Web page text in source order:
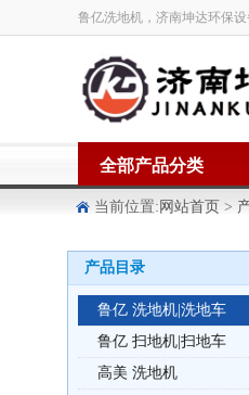
鲁亿洗地机，济南坤达环保设
全部产品分类
当前位置: 网站首页 >
产品目录
鲁亿 洗地机|洗地车
鲁亿 扫地机|扫地车
高美 洗地机